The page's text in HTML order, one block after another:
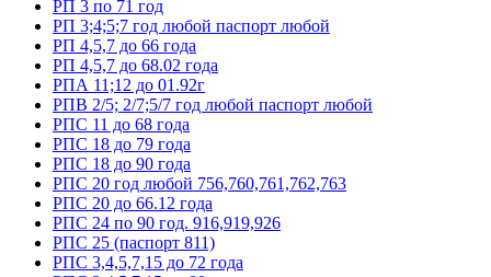
РП 3 по 71 год
РП 3;4;5;7 год любой паспорт любой
РП 4,5,7 до 66 года
РП 4,5,7 до 68.02 года
РПА 11;12 до 01.92г
РПВ 2/5; 2/7;5/7 год любой паспорт любой
РПС 11 до 68 года
РПС 18 до 79 года
РПС 18 до 90 года
РПС 20 год любой 756,760,761,762,763
РПС 20 до 66.12 года
РПС 24 по 90 год. 916,919,926
РПС 25 (паспорт 811)
РПС 3,4,5,7,15 до 72 года